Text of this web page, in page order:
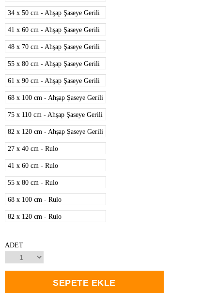
34 x 50 cm - Ahşap Şaseye Gerili
41 x 60 cm - Ahşap Şaseye Gerili
48 x 70 cm - Ahşap Şaseye Gerili
55 x 80 cm - Ahşap Şaseye Gerili
61 x 90 cm - Ahşap Şaseye Gerili
68 x 100 cm - Ahşap Şaseye Gerili
75 x 110 cm - Ahşap Şaseye Gerili
82 x 120 cm - Ahşap Şaseye Gerili
27 x 40 cm - Rulo
41 x 60 cm - Rulo
55 x 80 cm - Rulo
68 x 100 cm - Rulo
82 x 120 cm - Rulo
ADET